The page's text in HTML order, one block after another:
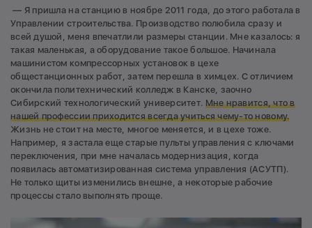
— Я пришла на станцию в ноябре 2011 года, до этого работала в
Управлении строительства. Производство полюбила сразу и
всей душой, меня впечатлили размеры станции. Мне казалось: я
такая маленькая, а оборудование такое большое. Начинала
машинистом компрессорных установок в цехе
общестанционных работ, затем перешла в химцех. С отличием
окончила политехнический колледж в Канске, заочно
Сибирский технологический университет. Мне нравится, что в
нашей профессии приходится всегда учиться чему-то новому.
Жизнь не стоит на месте, многое меняется, и в цехе тоже.
Например, я застала еще старые пульты управления с ключами
переключения, при мне началась модернизация, когда
появилась автоматизированная система управления (АСУТП).
Не только щиты изменились внешне, а некоторые рабочие
процессы стало выполнять проще.